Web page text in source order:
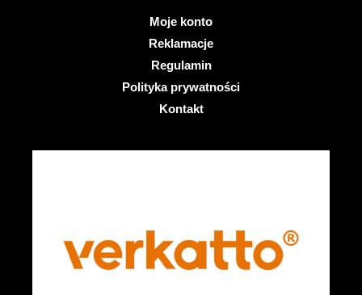
Moje konto
Reklamacje
Regulamin
Polityka prywatności
Kontakt